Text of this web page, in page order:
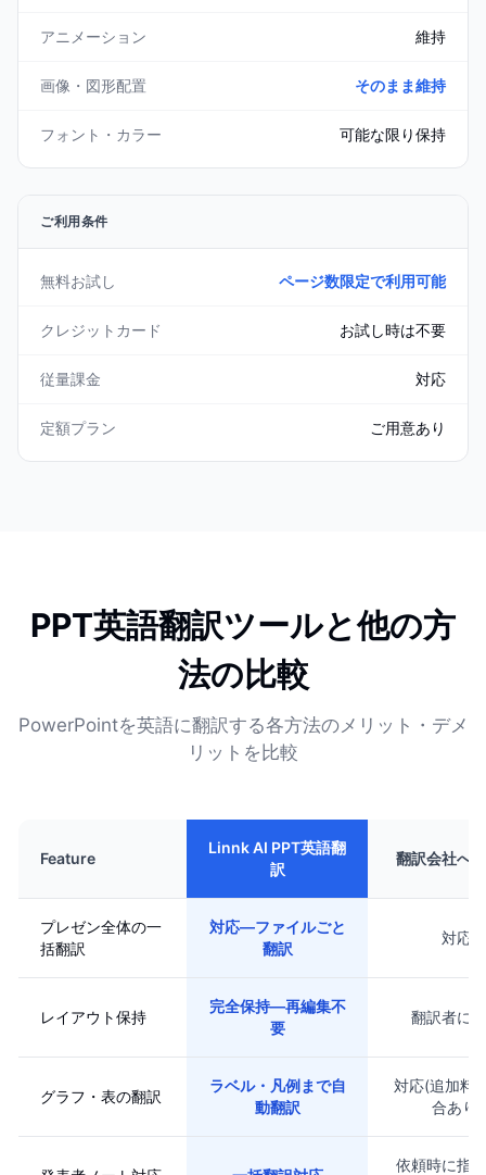
アニメーション 維持
画像・図形配置 そのまま維持
フォント・カラー 可能な限り保持
ご利用条件
無料お試し ページ数限定で利用可能
クレジットカード お試し時は不要
従量課金 対応
定額プラン ご用意あり
PPT英語翻訳ツールと他の方
法の比較
PowerPointを英語に翻訳する各方法のメリット・デメ
リットを比較
Feature
Linnk AI PPT英語翻
訳
翻訳会社へ
プレゼン全体の一
括翻訳
対応—ファイルごと
翻訳
対応
レイアウト保持
完全保持—再編集不
要
翻訳者に
グラフ・表の翻訳
ラベル・凡例まで自
動翻訳
対応(追加料
合あり)
依頼時に指